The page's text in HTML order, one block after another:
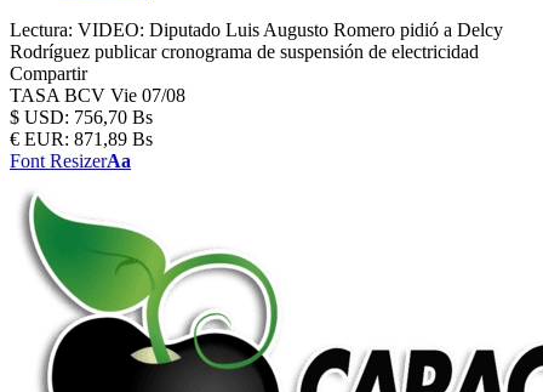
Lectura: VIDEO: Diputado Luis Augusto Romero pidió a Delcy
Rodríguez publicar cronograma de suspensión de electricidad
Compartir
TASA BCV Vie 07/08
$ USD: 756,70 Bs
€ EUR: 871,89 Bs
Font ResizerAa